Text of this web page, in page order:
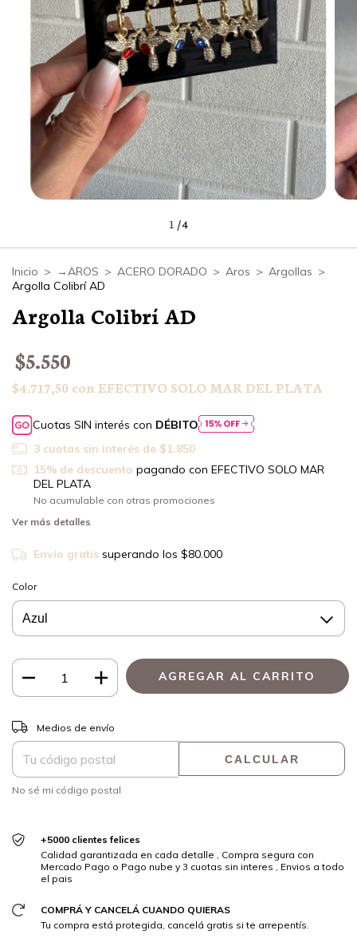
1 /4
Inicio > →AROS > ACERO DORADO > Aros > Argollas >
Argolla Colibrí AD
Argolla Colibrí AD
$5.550
$4.717,50 con EFECTIVO SOLO MAR DEL PLATA
Cuotas SIN interés con DÉBITO
3 cuotas sin interés de $1.850
15% de descuento pagando con EFECTIVO SOLO MAR
DEL PLATA
No acumulable con otras promociones
Ver más detalles
Envío gratis superando los $80.000
Color
Entregas para el CP:
Medios de envío
CALCULAR
No sé mi código postal
+5000 clientes felices
Calidad garantizada en cada detalle , Compra segura con
Mercado Pago o Pago nube y 3 cuotas sin interes , Envios a todo
el pais
COMPRÁ Y CANCELÁ CUANDO QUIERAS
Tu compra está protegida, cancelá gratis si te arrepentís.